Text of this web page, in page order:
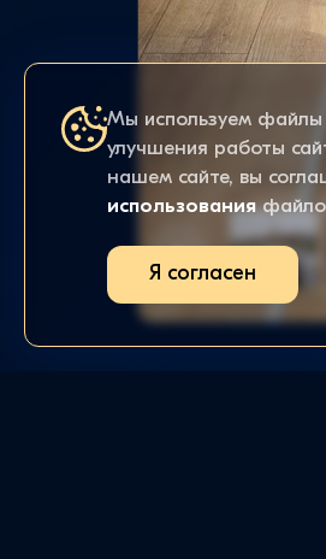
Мы используем файлы
улучшения работы
нашем сайте, вы
использования
Я согласен